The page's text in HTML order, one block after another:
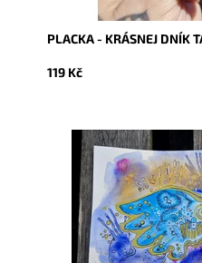
PLACKA - KRÁSNEJ DNÍK
119 Kč
Dostupnost:
Vyprodáno
10269